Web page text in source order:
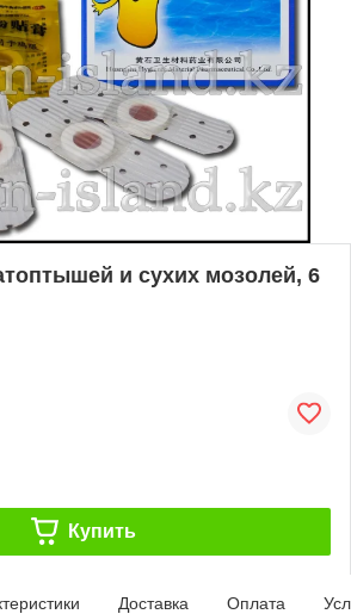
и сухих мозолей, 6
Купить
Доставка Оплата